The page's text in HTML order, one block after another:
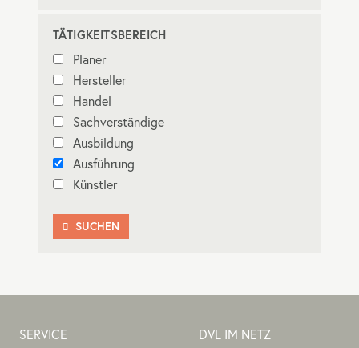
TÄTIGKEITSBEREICH
Planer
Hersteller
Handel
Sachverständige
Ausbildung
Ausführung
Künstler
 SUCHEN
SERVICE
DVL IM NETZ